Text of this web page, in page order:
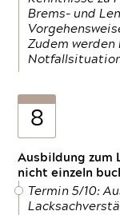
Brems- und
Zudem werden
8
Ausbildung zum
nicht einzeln
Termin 5/10: